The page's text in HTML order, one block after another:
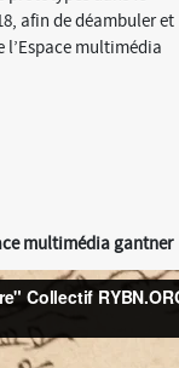
afin de déambuler et
l’Espace multimédia
multimédia gantner